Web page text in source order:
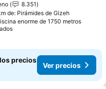
8.351
de: Pirámides de Gizeh
enorme de 1750 metros
precios
Ver precios